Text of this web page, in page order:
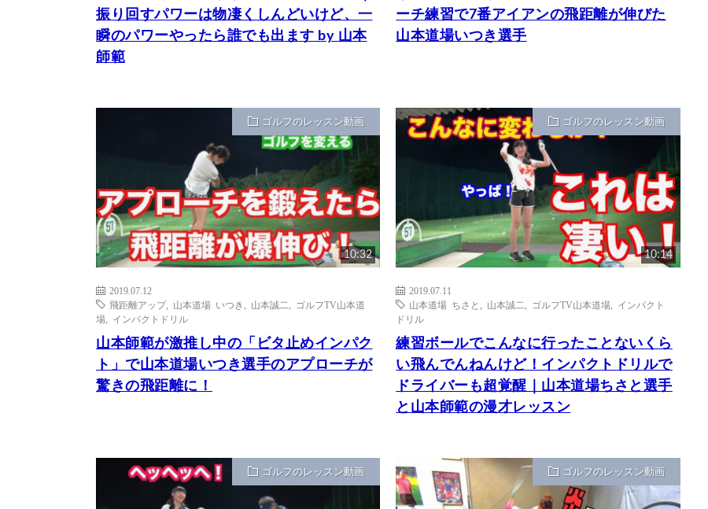
振り回すパワーは物凄くしんどいけど、一
瞬のパワーやったら誰でも出ます by 山本
師範
ーチ練習で7番アイアンの飛距離が伸びた
山本道場いつき選手
ゴルフのレッスン動画
10:32
2019.07.12
飛距離アップ, 山本道場 いつき 山本誠二
ゴルフTV山本道
場
インパクトドリル
山本師範が激推し中の「ビタ止めインパク
ト」で山本道場いつき選手のアプローチが
驚きの飛距離に！
ゴルフのレッスン動画
10:14
2019.07.11
山本道場 ちさと
山本誠二 ゴルフTV山本道場
インパクト
ドリル
練習ボールでこんなに行ったことないくら
い飛んでんねんけど！インパクトドリルで
ドライバーも超覚醒｜山本道場ちさと選手
と山本師範の漫才レッスン
ゴルフのレッスン動画 ゴルフのレッスン動画